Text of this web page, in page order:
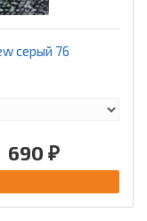
серый 76
690 ₽